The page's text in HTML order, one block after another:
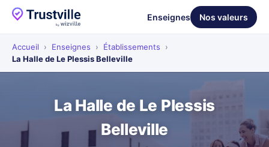
Enseignes Nos valeurs
Accueil › Enseignes › Établissements
›
La Halle de Le Plessis Belleville
La Halle de Le Plessis
Belleville